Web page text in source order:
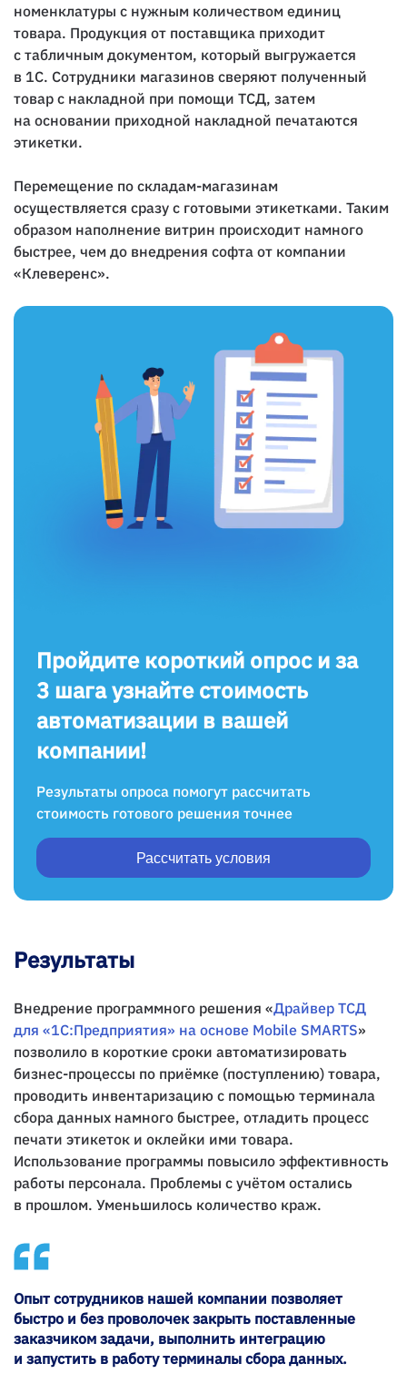
номенклатуры с нужным количеством единиц
товара. Продукция от поставщика приходит
с табличным документом, который выгружается
в 1С. Сотрудники магазинов сверяют полученный
товар с накладной при помощи ТСД, затем
на основании приходной накладной печатаются
этикетки.
Перемещение по складам-магазинам
осуществляется сразу с готовыми этикетками. Таким
образом наполнение витрин происходит намного
быстрее, чем до внедрения софта от компании
«Клеверенс».
Пройдите короткий опрос и за
3 шага узнайте стоимость
автоматизации в вашей
компании!
Результаты опроса помогут рассчитать
стоимость готового решения точнее
Рассчитать условия
Результаты
Внедрение программного решения «Драйвер ТСД
для «1С:Предприятия» на основе Mobile SMARTS»
позволило в короткие сроки автоматизировать
бизнес-процессы по приёмке (поступлению) товара,
проводить инвентаризацию с помощью терминала
сбора данных намного быстрее, отладить процесс
печати этикеток и оклейки ими товара.
Использование программы повысило эффективность
работы персонала. Проблемы с учётом остались
в прошлом. Уменьшилось количество краж.
Опыт сотрудников нашей компании позволяет
быстро и без проволочек закрыть поставленные
заказчиком задачи, выполнить интеграцию
и запустить в работу терминалы сбора данных.